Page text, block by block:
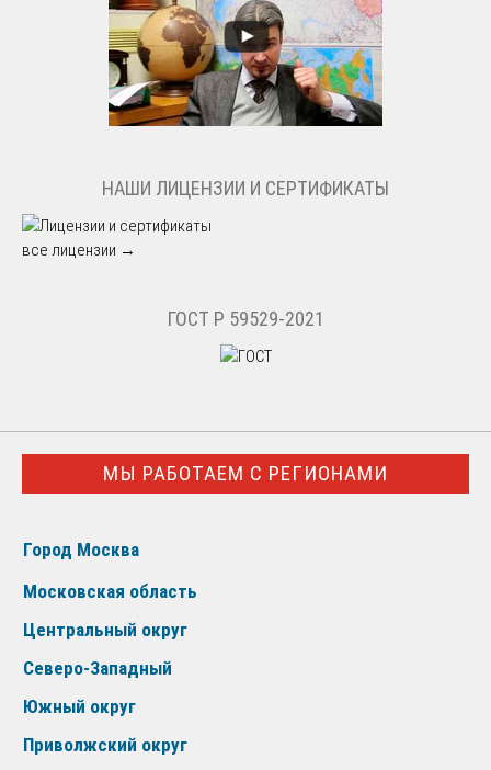
НАШИ ЛИЦЕНЗИИ И СЕРТИФИКАТЫ
все лицензии →
ГОСТ Р 59529-2021
МЫ РАБОТАЕМ С РЕГИОНАМИ
Город Москва
Московская область
Центральный округ
Северо-Западный
Южный округ
Приволжский округ